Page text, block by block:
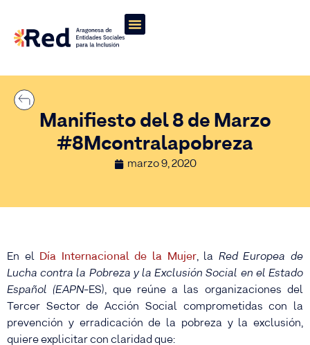
Manifiesto del 8 de Marzo
#8Mcontralapobreza
marzo 9, 2020
En el Día Internacional de la Mujer, la Red Europea de
Lucha contra la Pobreza y la Exclusión Social en el Estado
Español (EAPN-ES), que reúne a las organizaciones del
Tercer Sector de Acción Social comprometidas con la
prevención y erradicación de la pobreza y la exclusión,
quiere explicitar con claridad que: